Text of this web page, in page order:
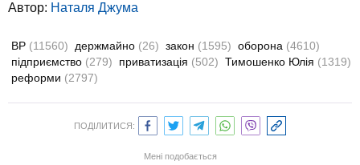
Автор: Наталя Джума
ВР (11560) держмайно (26) закон (1595) оборона (4610)
підприємство (279) приватизація (502) Тимошенко Юлія (1319)
реформи (2797)
ПОДІЛИТИСЯ:
Мені подобається